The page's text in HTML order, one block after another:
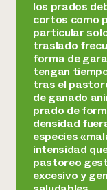
los prados
cortos como
particular
traslado
forma de
tengan
tras el
de ganado
prado de
densidad
especies
intensidad
pastoreo
excesivo y